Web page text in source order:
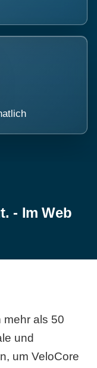
- Im Web
mehr als 50
und
um VeloCore